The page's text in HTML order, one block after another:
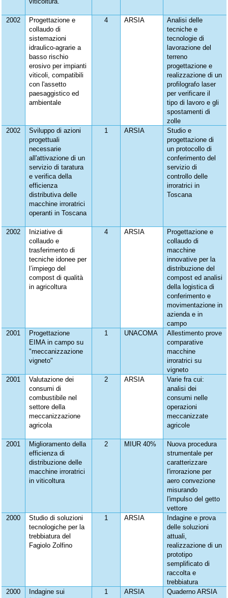
2002
Progettazione e
collaudo di
sistemazioni
idraulico-agrarie a
basso rischio
erosivo per impianti
viticoli, compatibili
con l'assetto
paesaggistico ed
ambientale
4 ARSIA
Analisi delle
tecniche e
tecnologie di
lavorazione del
terreno
progettazione e
realizzazione di un
profilografo laser
per verificare il
tipo di lavoro e gli
spostamenti di
zolle
2002
Sviluppo di azioni
progettuali
necessarie
all'attivazione di un
servizio di taratura
e verifica della
efficienza
distributiva delle
macchine irroratrici
operanti in Toscana
1 ARSIA
Studio e
progettazione di
un protocollo di
conferimento del
servizio di
controllo delle
irroratrici in
Toscana
2002
Iniziative di
collaudo e
trasferimento di
tecniche idonee per
l’impiego del
compost di qualità
in agricoltura
4 ARSIA
Progettazione e
collaudo di
macchine
innovative per la
distribuzione del
compost ed analisi
della logistica di
conferimento e
movimentazione in
azienda e in
campo
2001
Progettazione
EIMA in campo su
"meccanizzazione
vigneto"
1 UNACOMA
Allestimento prove
comparative
macchine
irroratrici su
vigneto
2001
Valutazione dei
consumi di
combustibile nel
settore della
meccanizzazione
agricola
2 ARSIA
Varie fra cui:
analisi dei
consumi nelle
operazioni
meccanizzate
agricole
2001
Miglioramento della
efficienza di
distribuzione delle
macchine irroratrici
in viticoltura
2 MIUR 40%
Nuova procedura
strumentale per
caratterizzare
l'irrorazione per
aero convezione
misurando
l'impulso del getto
vettore
2000
Studio di soluzioni
tecnologiche per la
trebbiatura del
Fagiolo Zolfino
1 ARSIA
Indagine e prova
delle soluzioni
attuali,
realizzazione di un
prototipo
semplificato di
raccolta e
trebbiatura
2000
Indagine sui
1 ARSIA Quaderno ARSIA